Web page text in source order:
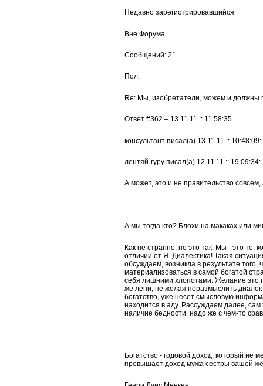
Недавно зарегистрировавшийся
Вне Форума
Сообщений: 21
Пол:
Re: Мы, изобретатели, можем и должны
Ответ #362 – 13.11.11 :: 11:58:35
консультант писал(а) 13.11.11 :: 10:48:09:
лентяй-гуру писал(а) 12.11.11 :: 19:09:34:
А может, это и не правительство совсем,
А мы тогда кто? Блохи на макаках или
Как не странно, но это так. Мы - это то,
отличии от Я. Диалектика! Такая
обсуждаем, возникла в результате того,
материализоваться в самой богатой
себя лишними хлопотами. Желание это
же лени, не желая поразмыслить
богатство, уже несет смысловую
находится в аду. Рассуждаем далее,
наличие бедности, надо же с чем-то
Богатство - годовой доход, который не
превышает доход мужа сестры вашей